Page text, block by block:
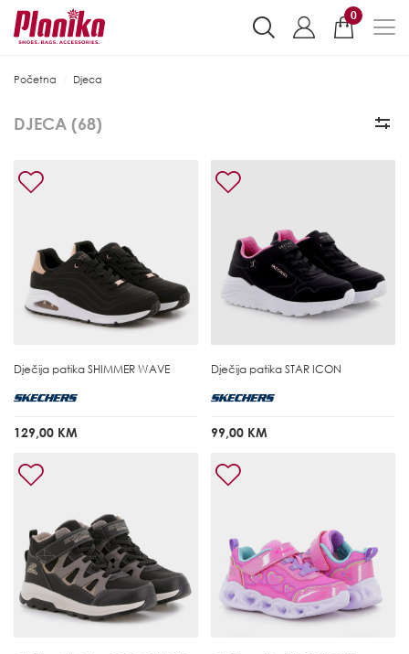
0
Početna Djeca
DJECA (68)
Dječija patika SHIMMER WAVE
129,00 KM
Dječija patika STAR ICON
99,00 KM